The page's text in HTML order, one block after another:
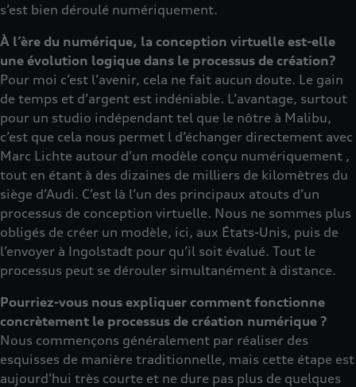
s’est bien déroulé numériquement.
À l’ère du numérique, la conception virtuelle est-elle
une évolution logique dans le processus de création?
Pour moi c’est l’avenir, cela ne fait aucun doute. Le gain
de temps et d’argent est indéniable. L’avantage, surtout
pour un studio indépendant tel que le nôtre à Malibu,
c’est que cela nous permet l d’échanger directement avec
Marc Lichte autour d’un modèle conçu numériquement ,
tout en étant à des dizaines de milliers de kilomètres du
siège d’Audi. C’est là l’un des principaux atouts d’un
processus de conception virtuelle. Nous ne sommes plus
obligés de créer un modèle, ici, aux États-Unis, puis de
l’envoyer à Ingolstadt pour qu’il soit évalué. Tout le
processus peut se dérouler simultanément à distance.
Pourriez-vous nous expliquer comment fonctionne
concrètement le processus de création numérique ?
Nous commençons généralement par réaliser des
esquisses de manière traditionnelle, mais cette étape est
aujourd'hui très courte et ne dure pas plus de quelques